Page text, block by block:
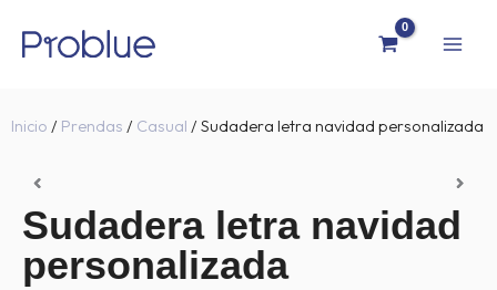
contenido
Inicio / Prendas / Casual / Sudadera letra navidad personalizada
Sudadera letra navidad
personalizada